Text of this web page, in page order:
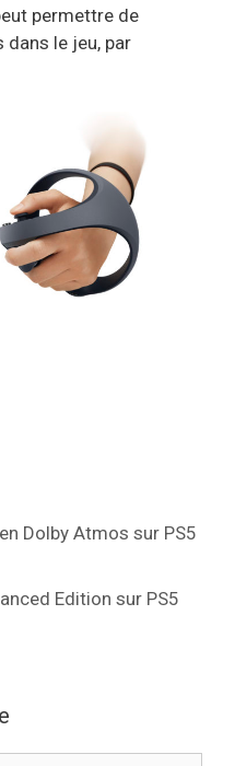
permettre de
le jeu, par
Dolby Atmos sur PS5
Edition sur PS5